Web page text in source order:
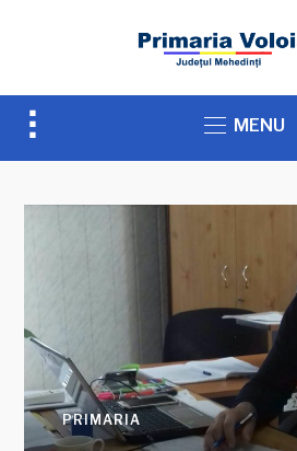
Toggle
sidebar
MENU
PRIMARIA